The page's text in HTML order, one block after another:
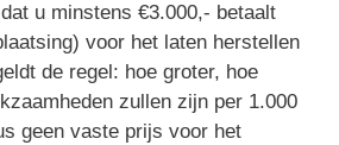
u minstens €3.000,- betaalt
voor het laten herstellen
de regel: hoe groter, hoe
zullen zijn per 1.000
geen vaste prijs voor het